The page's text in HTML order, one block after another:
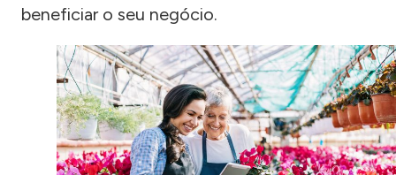
beneficiar o seu negócio.